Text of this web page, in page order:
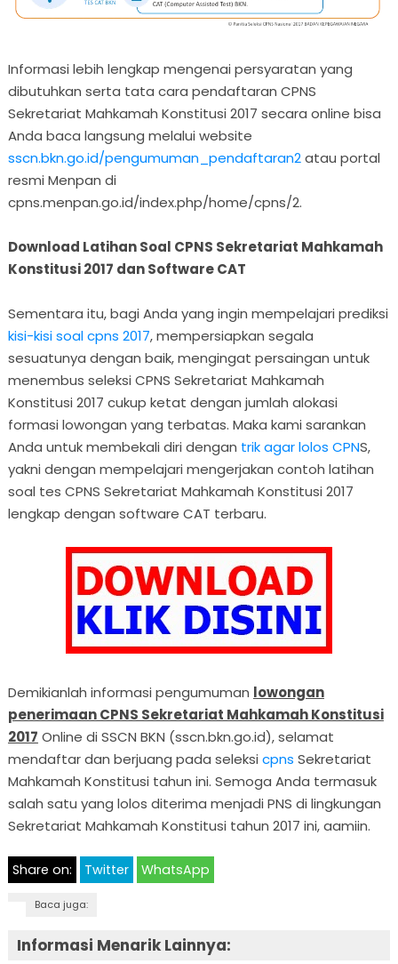
Informasi lebih lengkap mengenai persyaratan yang
dibutuhkan serta tata cara pendaftaran CPNS
Sekretariat Mahkamah Konstitusi 2017 secara online bisa
Anda baca langsung melalui website
sscn.bkn.go.id/pengumuman_pendaftaran2atau portal
resmi Menpan di
cpns.menpan.go.id/index.php/home/cpns/2.
Download Latihan Soal CPNS Sekretariat Mahkamah
Konstitusi 2017 dan Software CAT
Sementara itu, bagi Anda yang ingin mempelajari prediksi
kisi-kisi soal cpns 2017, mempersiapkan segala
sesuatunya dengan baik, mengingat persaingan untuk
menembus seleksi CPNS Sekretariat Mahkamah
Konstitusi 2017 cukup ketat dengan jumlah alokasi
formasi lowongan yang terbatas. Maka kami sarankan
Anda untuk membekali diri dengan trik agar lolos CPNS,
yakni dengan mempelajari mengerjakan contoh latihan
soal tes CPNS Sekretariat Mahkamah Konstitusi 2017
lengkap dengan software CAT terbaru.
Demikianlah informasi pengumuman lowongan
penerimaan CPNS Sekretariat Mahkamah Konstitusi
2017 Online di SSCN BKN (sscn.bkn.go.id), selamat
mendaftar dan berjuang pada seleksi cpns Sekretariat
Mahkamah Konstitusi tahun ini. Semoga Anda termasuk
salah satu yang lolos diterima menjadi PNS di lingkungan
Sekretariat Mahkamah Konstitusi tahun 2017 ini, aamiin.
Share on: Twitter WhatsApp
Baca juga:
Informasi Menarik Lainnya: